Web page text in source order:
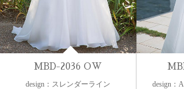
MBD-2036 OW
design：スレンダーライン
design：